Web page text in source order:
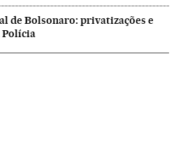
de Bolsonaro: privatizações e
Polícia